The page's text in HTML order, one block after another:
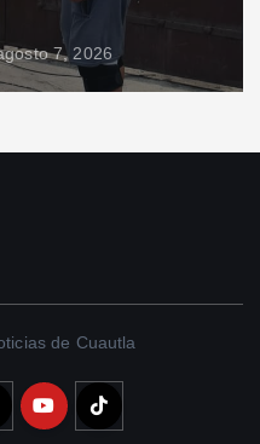
7, 2026
de Cuautla